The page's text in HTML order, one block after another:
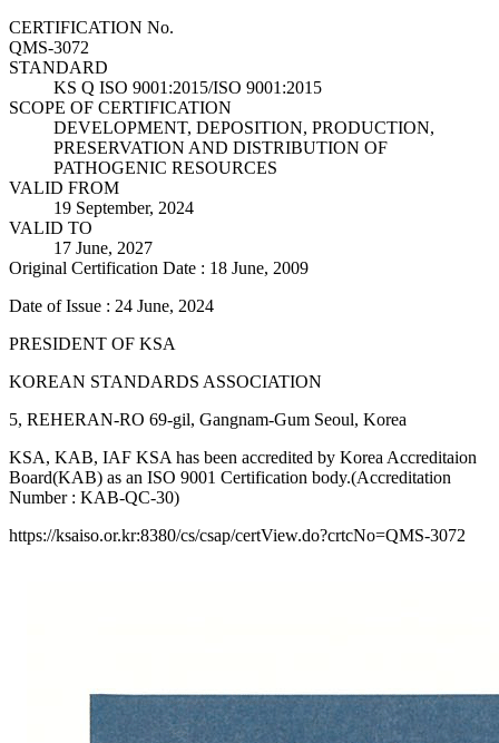
CERTIFICATION No.
QMS-3072
STANDARD
KS Q ISO 9001:2015/ISO 9001:2015
SCOPE OF CERTIFICATION
DEVELOPMENT, DEPOSITION, PRODUCTION,
PRESERVATION AND DISTRIBUTION OF
PATHOGENIC RESOURCES
VALID FROM
19 September, 2024
VALID TO
17 June, 2027
Original Certification Date : 18 June, 2009
Date of Issue : 24 June, 2024
PRESIDENT OF KSA
KOREAN STANDARDS ASSOCIATION
5, REHERAN-RO 69-gil, Gangnam-Gum Seoul, Korea
KSA, KAB, IAF KSA has been accredited by Korea Accreditaion
Board(KAB) as an ISO 9001 Certification body.(Accreditation
Number : KAB-QC-30)
https://ksaiso.or.kr:8380/cs/csap/certView.do?crtcNo=QMS-3072